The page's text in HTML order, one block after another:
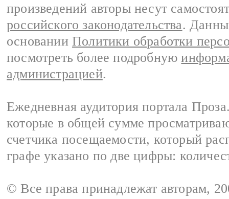
произведений авторы несут
российского законодательства.
основании Политики обработки
посмотреть более подробную
администрацией.
Ежедневная аудитория портала
которые в общей сумме
счетчика посещаемости, который
графе указано по две цифры:
© Все права принадлежат авторам,